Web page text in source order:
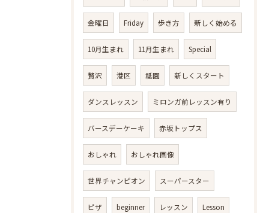
金曜日 Friday 歩き方 新しく始める
10月生まれ 11月生まれ Special
贅沢 港区 祗園 新しくスタート
ダンスレッスン ミロンガ前レッスン有り
バースデーケーキ 赤坂トップス
おしゃれ おしゃれ画像
世界チャンピオン スーパースター
ピザ beginner レッスン Lesson